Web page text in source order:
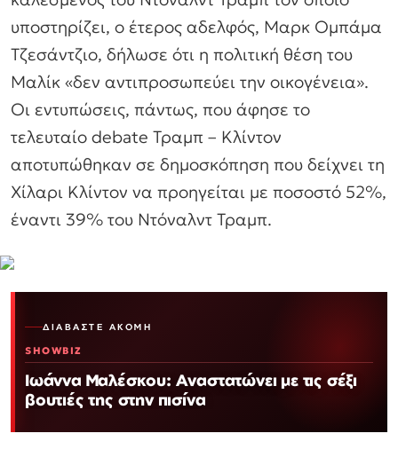
υποστηρίζει, ο έτερος αδελφός, Μαρκ Ομπάμα
Τζεσάντζιο, δήλωσε ότι η πολιτική θέση του
Μαλίκ «δεν αντιπροσωπεύει την οικογένεια».
Οι εντυπώσεις, πάντως, που άφησε το
τελευταίο debate Τραμπ – Κλίντον
αποτυπώθηκαν σε δημοσκόπηση που δείχνει τη
Χίλαρι Κλίντον να προηγείται με ποσοστό 52%,
έναντι 39% του Ντόναλντ Τραμπ.
ΔΙΑΒΆΣΤΕ ΑΚΌΜΗ
SHOWBIZ
Ιωάννα Μαλέσκου: Αναστατώνει με τις σέξι
βουτιές της στην πισίνα